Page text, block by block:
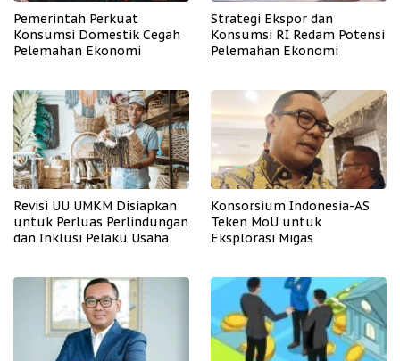
Pemerintah Perkuat
Konsumsi Domestik Cegah
Pelemahan Ekonomi
Strategi Ekspor dan
Konsumsi RI Redam Potensi
Pelemahan Ekonomi
Revisi UU UMKM Disiapkan
untuk Perluas Perlindungan
dan Inklusi Pelaku Usaha
Konsorsium Indonesia-AS
Teken MoU untuk
Eksplorasi Migas